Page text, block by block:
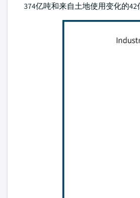
374亿吨和来自土地使用变化的